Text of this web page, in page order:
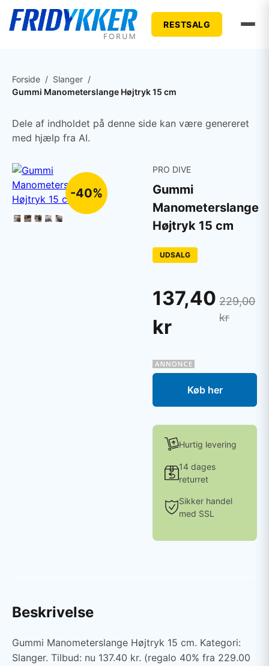
RESTSALG
Forside / Slanger /
Gummi Manometerslange Højtryk 15 cm
Dele af indholdet på denne side kan være genereret
med hjælp fra AI.
-40%
PRO DIVE
Gummi
Manometerslange
Højtryk 15 cm
UDSALG
137,40
kr
229,00
kr
Køb her
Hurtig levering
14 dages
returret
Sikker handel
med SSL
Beskrivelse
Gummi Manometerslange Højtryk 15 cm. Kategori:
Slanger. Tilbud: nu 137.40 kr. (regalo 40% fra 229.00